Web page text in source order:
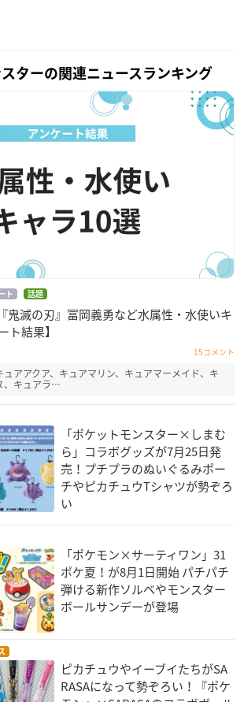
ターの関連ニュースランキング
ト 話題
鬼滅の刃』冨岡義勇など水属性・水使いキ
ト結果】
15コメント
アアクア、キュアマリン、キュアマーメイド、キ
、キュアラ…
「ポケットモンスター×しまむ
ら」コラボグッズが7月25日発
売！プチプラのぬいぐるみポー
チやピカチュウTシャツが勢ぞろ
い
「ポケモン×サーティワン」31
ポケ夏！が8月1日開始 パチパチ
弾ける新作ソルベやモンスター
ボールサンデーが登場
ピカチュウやイーブイたちがSA
RASAになって勢ぞろい！『ポケ